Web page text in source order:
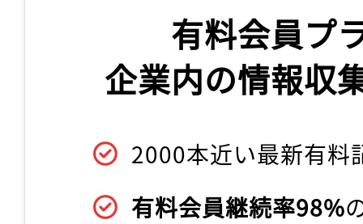
有料会員プ
企業内の情報収
2000本近い最新有料
有料会員継続率98%